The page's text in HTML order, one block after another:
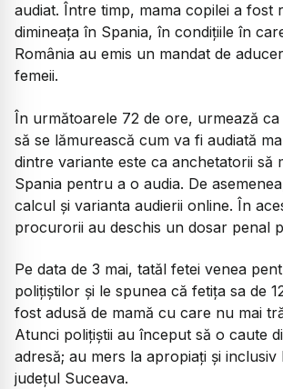
audiat. Între timp, mama copilei a fost
dimineața în Spania, în condițiile în
România au emis un mandat de
femeii.
În următoarele 72 de ore, urmează ca
să se lămurească cum va fi audiată
dintre variante este ca anchetatorii să
Spania pentru a o audia. De
calcul și varianta audierii online. În
procurorii au deschis un dosar penal
Pe data de 3 mai, tatăl fetei venea
polițiștilor și le spunea că fetița sa de
fost adusă de mamă cu care nu mai
Atunci polițiștii au început să o caute
adresă; au mers la apropiați și inclusiv
județul Suceava.